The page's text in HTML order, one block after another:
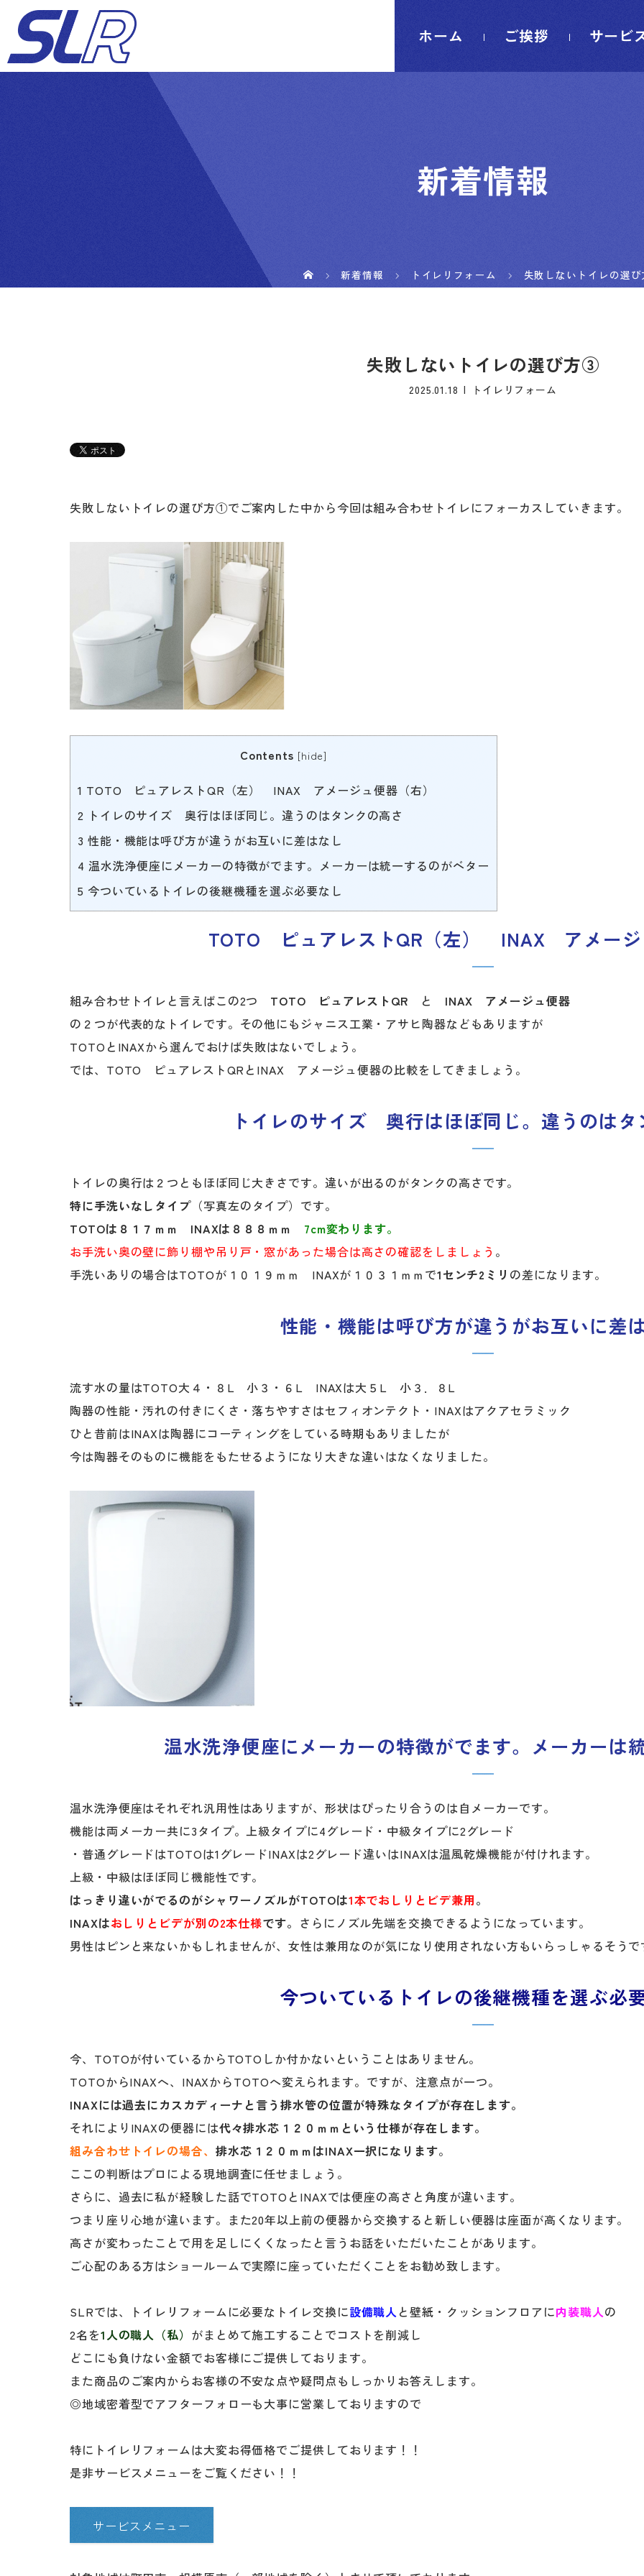
ホーム ご挨拶 サービ
新着情報
新着情報 トイレリフォーム 失敗しないトイレの選
失敗しないトイレの選び方③
2025.01.18 トイレリフォーム
失敗しないトイレの選び方①でご案内した中から今回は組み合わせトイレにフォーカスしていきます。
Contents [hide]
1 TOTO ピュアレストQR（左） INAX アメージュ便器（右）
2 トイレのサイズ 奥行はほぼ同じ。違うのはタンクの高さ
3 性能・機能は呼び方が違うがお互いに差はなし
4 温水洗浄便座にメーカーの特徴がでます。メーカーは統一するのがベター
5 今ついているトイレの後継機種を選ぶ必要なし
TOTO ピュアレストQR（左） INAX アメージ
組み合わせトイレと言えばこの2つ TOTO ピュアレストQR と INAX アメージュ便器
の２つが代表的なトイレです。その他にもジャニス工業・アサヒ陶器などもありますが
TOTOとINAXから選んでおけば失敗はないでしょう。
では、TOTO ピュアレストQRとINAX アメージュ便器の比較をしてきましょう。
トイレのサイズ 奥行はほぼ同じ。違うのはタ
トイレの奥行は２つともほぼ同じ大きさです。違いが出るのがタンクの高さです。
特に手洗いなしタイプ （写真左のタイプ）です。
TOTOは８１７ｍｍ INAXは８８８ｍｍ
7cm変わります。
お手洗い奥の壁に飾り棚や吊り戸・窓があった場合は高さの確認をしましょう 。
手洗いありの場合はTOTOが１０１９ｍｍ INAXが１０３１ｍｍで1センチ2ミリ の差になります。
性能・機能は呼び方が違うがお互いに差
流す水の量はTOTO大４・８L 小３・６L INAXは大５L 小３．８L
陶器の性能・汚れの付きにくさ・落ちやすさはセフィオンテクト・INAXはアクアセラミック
ひと昔前はINAXは陶器にコーティングをしている時期もありましたが
今は陶器そのものに機能をもたせるようになり大きな違いはなくなりました。
温水洗浄便座にメーカーの特徴がでます。メーカーは
温水洗浄便座はそれぞれ汎用性はありますが、形状はぴったり合うのは自メーカーです。
機能は両メーカー共に3タイプ。上級タイプに4グレード・中級タイプに2グレード
・普通グレードはTOTOは1グレードINAXは2グレード違いはINAXは温風乾燥機能が付けれます。
上級・中級はほぼ同じ機能性です。
はっきり違いがでるのがシャワーノズルがTOTOは1本でおしりとビデ兼用。
INAXはおしりとビデが別の2本仕様です。 さらにノズル先端を交換できるようになっています。
男性はピンと来ないかもしれませんが、女性は兼用なのが気になり使用されない方もいらっしゃるそうで
今ついているトイレの後継機種を選ぶ必
今、TOTOが付いているからTOTOしか付かないということはありません。
TOTOからINAXへ、INAXからTOTOへ変えられます。ですが、注意点が一つ。
INAXには過去にカスカディーナと言う排水管の位置が特殊なタイプが存在します。
それによりINAXの便器には代々排水芯１２０ｍｍという仕様が存在します。
組み合わせトイレの場合、 排水芯１２０ｍｍはINAX一択になります。
ここの判断はプロによる現地調査に任せましょう。
さらに、過去に私が経験した話でTOTOとINAXでは便座の高さと角度が違います。
つまり座り心地が違います。また20年以上前の便器から交換すると新しい便器は座面が高くなります。
高さが変わったことで用を足しにくくなったと言うお話をいただいたことがあります。
ご心配のある方はショールームで実際に座っていただくことをお勧め致します。
SLRでは、トイレリフォームに必要なトイレ交換に設備職人と壁紙・クッションフロアに内装職人の
2名を1人の職人（私） がまとめて施工することでコストを削減し
どこにも負けない金額でお客様にご提供しております。
また商品のご案内からお客様の不安な点や疑問点もしっかりお答えします。
◎地域密着型でアフターフォローも大事に営業しておりますので
特にトイレリフォームは大変お得価格でご提供しております！！
是非サービスメニューをご覧ください！！
サービスメニュー